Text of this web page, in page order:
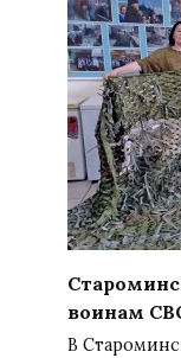
воинам
В